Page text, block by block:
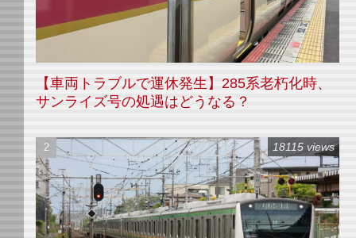
【車両トラブルで運休発生】285系老朽化時、
サンライズ号の処遇はどうなる？
18115 views